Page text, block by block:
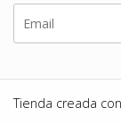
Tienda creada con